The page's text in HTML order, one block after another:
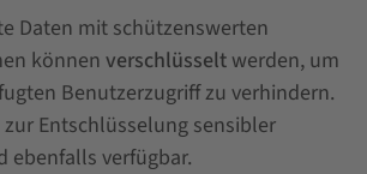
Daten mit schützenswerten
können verschlüsseltwerden, um
Benutzerzugriff zu verhindern.
Entschlüsselung sensibler
ebenfalls verfügbar.